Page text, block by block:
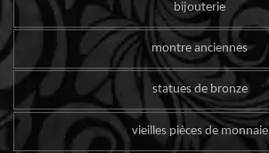
bijouterie
montre anciennes
statues de bronze
vieilles pièces de monnaie